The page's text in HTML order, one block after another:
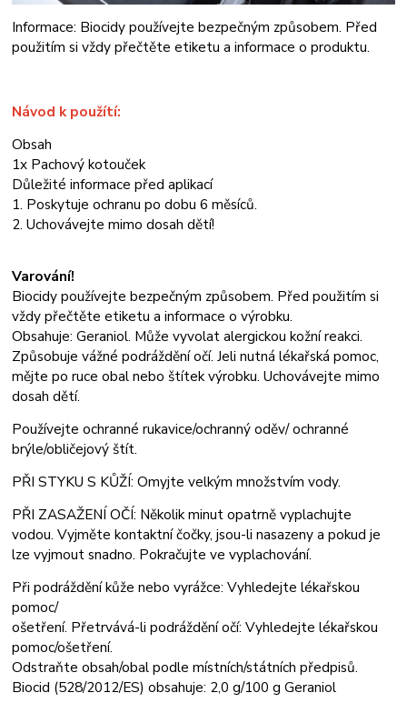
Informace: Biocidy používejte bezpečným způsobem. Před
použitím si vždy přečtěte etiketu a informace o produktu.
Návod k použítí:
Obsah
1x Pachový kotouček
Důležité informace před aplikací
1. Poskytuje ochranu po dobu 6 měsíců.
2. Uchovávejte mimo dosah dětí!
Varování!
Biocidy používejte bezpečným způsobem. Před použitím si
vždy přečtěte etiketu a informace o výrobku.
Obsahuje: Geraniol. Může vyvolat alergickou kožní reakci.
Způsobuje vážné podráždění očí. Jeli nutná lékařská pomoc,
mějte po ruce obal nebo štítek výrobku. Uchovávejte mimo
dosah dětí.
Používejte ochranné rukavice/ochranný oděv/ ochranné
brýle/obličejový štít.
PŘI STYKU S KŮŽÍ: Omyjte velkým množstvím vody.
PŘI ZASAŽENÍ OČÍ: Několik minut opatrně vyplachujte
vodou. Vyjměte kontaktní čočky, jsou-li nasazeny a pokud je
lze vyjmout snadno. Pokračujte ve vyplachování.
Při podráždění kůže nebo vyrážce: Vyhledejte lékařskou
pomoc/
ošetření. Přetrvává-li podráždění očí: Vyhledejte lékařskou
pomoc/ošetření.
Odstraňte obsah/obal podle místních/státních předpisů.
Biocid (528/2012/ES) obsahuje: 2,0 g/100 g Geraniol